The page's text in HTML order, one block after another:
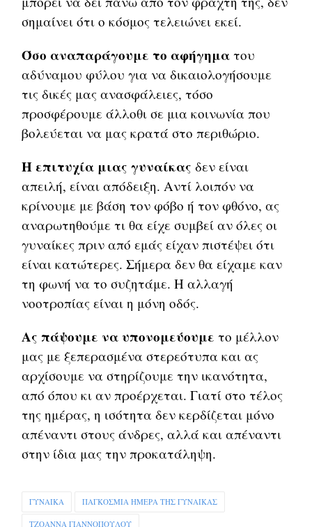
σημαίνει ότι ο κόσμος τελειώνει εκεί.
Όσο αναπαράγουμε το αφήγηματου
αδύναμου φύλου για να δικαιολογήσουμε
τις δικές μας ανασφάλειες, τόσο
προσφέρουμε άλλοθι σε μια κοινωνία που
βολεύεται να μας κρατά στο περιθώριο.
Η επιτυχία μιας γυναίκας δεν είναι
απειλή, είναι απόδειξη. Αντί λοιπόν να
κρίνουμε με βάση τον φόβο ή τον φθόνο, ας
αναρωτηθούμε τι θα είχε συμβεί αν όλες οι
γυναίκες πριν από εμάς είχαν πιστέψει ότι
είναι κατώτερες. Σήμερα δεν θα είχαμε καν
τη φωνή να το συζητάμε. Η αλλαγή
νοοτροπίας είναι η μόνη οδός.
Ας πάψουμε να υπονομεύουμε το μέλλον
μας με ξεπερασμένα στερεότυπα και ας
αρχίσουμε να στηρίζουμε την ικανότητα,
από όπου κι αν προέρχεται. Γιατί στο τέλος
της ημέρας, η ισότητα δεν κερδίζεται μόνο
απέναντι στους άνδρες, αλλά και απέναντι
στην ίδια μας την προκατάληψη.
ΓΥΝΑΙΚΑ ΠΑΓΚΟΣΜΙΑ ΗΜΕΡΑ ΤΗΣ ΓΥΝΑΙΚΑΣ
ΤΖΟΑΝΝΑ ΓΙΑΝΝΟΠΟΥΛΟΥ